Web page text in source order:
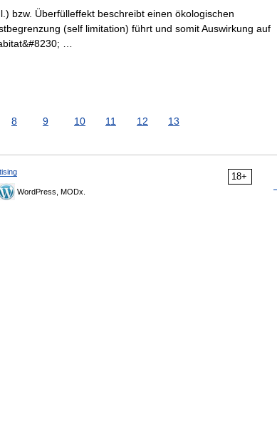
bzw. Überfülleffekt beschreibt einen ökologischen
(self limitation) führt und somit Auswirkung auf
…
8 9 10 11 12 13
18+
WordPress, MODx.